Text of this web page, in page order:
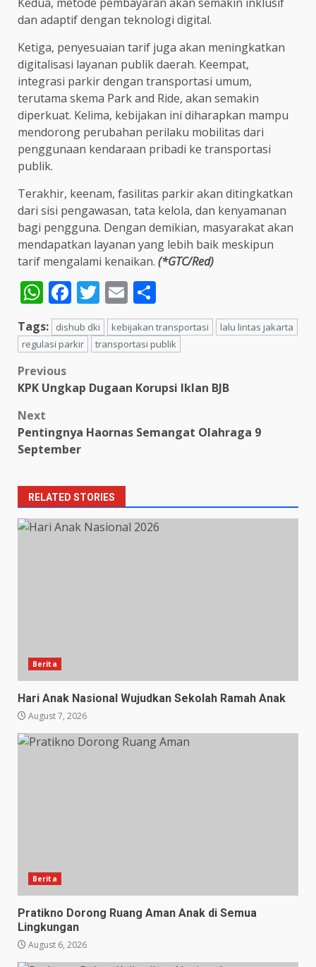
dan adaptif dengan teknologi digital.
Ketiga, penyesuaian tarif juga akan meningkatkan
digitalisasi layanan publik daerah. Keempat,
integrasi parkir dengan transportasi umum,
terutama skema Park and Ride, akan semakin
diperkuat. Kelima, kebijakan ini diharapkan mampu
mendorong perubahan perilaku mobilitas dari
penggunaan kendaraan pribadi ke transportasi
publik.
Terakhir, keenam, fasilitas parkir akan ditingkatkan
dari sisi pengawasan, tata kelola, dan kenyamanan
bagi pengguna. Dengan demikian, masyarakat akan
mendapatkan layanan yang lebih baik meskipun
tarif mengalami kenaikan. (*GTC/Red)
WhatsApp
Facebook
Twitter
Email
Tags: dishub dki kebijakan transportasi
lalu lintas jakarta
regulasi parkir
transportasi publik
Post
navigation
Previous
KPK Ungkap Dugaan Korupsi Iklan BJB
Next
Pentingnya Haornas Semangat Olahraga 9
September
RELATED STORIES
Berita
Hari Anak Nasional Wujudkan Sekolah Ramah Anak
August 7, 2026
Berita
Pratikno Dorong Ruang Aman Anak di Semua
Lingkungan
August 6, 2026